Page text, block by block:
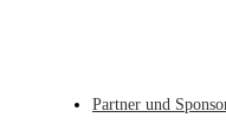
Partner und